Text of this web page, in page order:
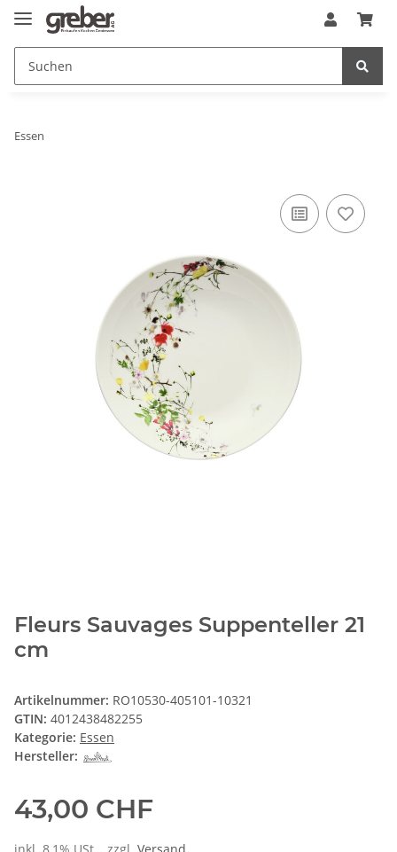
Essen
Fleurs Sauvages Suppenteller 21
cm
Artikelnummer: RO10530-405101-10321
GTIN: 4012438482255
Kategorie: Essen
Hersteller:
43,00 CHF